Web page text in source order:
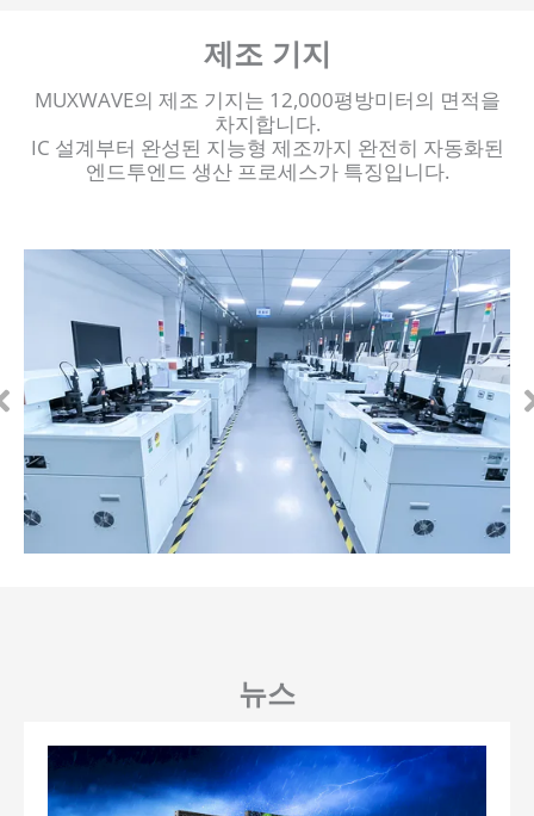
제조 기지
MUXWAVE의 제조 기지는 12,000평방미터의 면적을
차지합니다.
IC 설계부터 완성된 지능형 제조까지 완전히 자동화된
엔드투엔드 생산 프로세스가 특징입니다.
뉴스